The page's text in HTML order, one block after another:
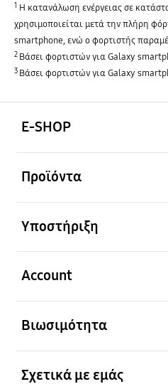
1 Η κατανάλωση ενέργειας σε
χρησιμοποιείται μετά την πλήρη
smartphone, ενώ ο φορτιστής
2 Βάσει φορτιστών για Galaxy
3 Βάσει φορτιστών για Galaxy
E-SHOP
Προϊόντα
Υποστήριξη
Account
Βιωσιμότητα
Σχετικά με εμάς